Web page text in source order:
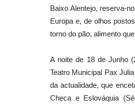
Baixo Alentejo, reserva-
Europa e, de olhos
torno do pão, alimento
A noite de 18 de Junho
Teatro Municipal Pax
da actualidade, que
Checa e Eslováquia